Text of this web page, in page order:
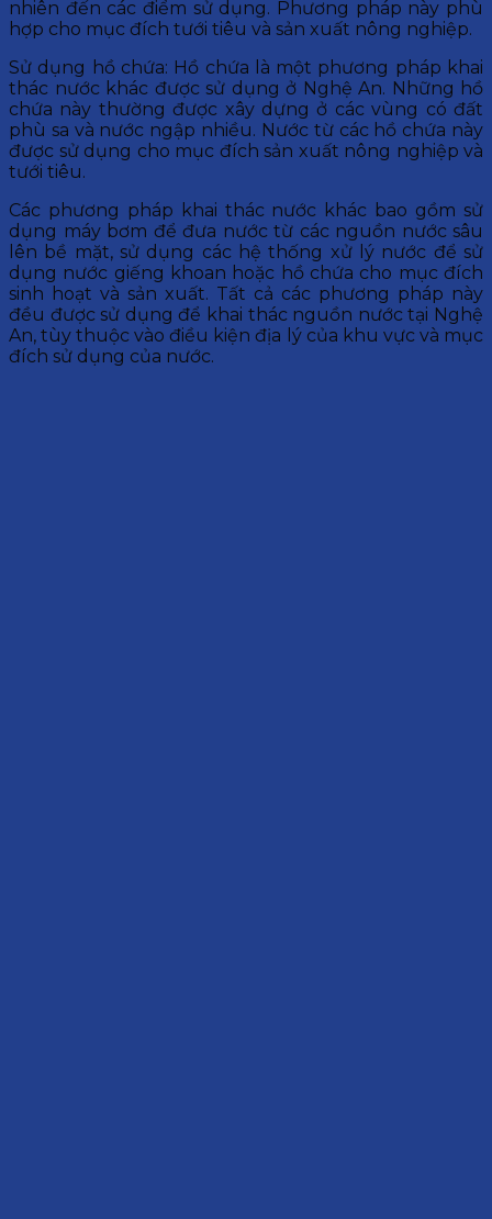
nhiên đến các điểm sử dụng. Phương pháp này phù
hợp cho mục đích tưới tiêu và sản xuất nông nghiệp.
Sử dụng hồ chứa: Hồ chứa là một phương pháp khai
thác nước khác được sử dụng ở Nghệ An. Những hồ
chứa này thường được xây dựng ở các vùng có đất
phù sa và nước ngập nhiều. Nước từ các hồ chứa này
được sử dụng cho mục đích sản xuất nông nghiệp và
tưới tiêu.
Các phương pháp khai thác nước khác bao gồm sử
dụng máy bơm để đưa nước từ các nguồn nước sâu
lên bề mặt, sử dụng các hệ thống xử lý nước để sử
dụng nước giếng khoan hoặc hồ chứa cho mục đích
sinh hoạt và sản xuất. Tất cả các phương pháp này
đều được sử dụng để khai thác nguồn nước tại Nghệ
An, tùy thuộc vào điều kiện địa lý của khu vực và mục
đích sử dụng của nước.